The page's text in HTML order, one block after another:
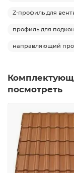
Z-профиль для
профиль для
направляющий
посмотреть